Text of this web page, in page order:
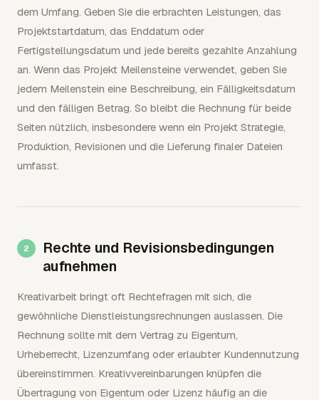
dem Umfang. Geben Sie die erbrachten Leistungen, das
Projektstartdatum, das Enddatum oder
Fertigstellungsdatum und jede bereits gezahlte Anzahlung
an. Wenn das Projekt Meilensteine verwendet, geben Sie
jedem Meilenstein eine Beschreibung, ein Fälligkeitsdatum
und den fälligen Betrag. So bleibt die Rechnung für beide
Seiten nützlich, insbesondere wenn ein Projekt Strategie,
Produktion, Revisionen und die Lieferung finaler Dateien
umfasst.
Rechte und Revisionsbedingungen
aufnehmen
Kreativarbeit bringt oft Rechtefragen mit sich, die
gewöhnliche Dienstleistungsrechnungen auslassen. Die
Rechnung sollte mit dem Vertrag zu Eigentum,
Urheberrecht, Lizenzumfang oder erlaubter Kundennutzung
übereinstimmen. Kreativvereinbarungen knüpfen die
Übertragung von Eigentum oder Lizenz häufig an die